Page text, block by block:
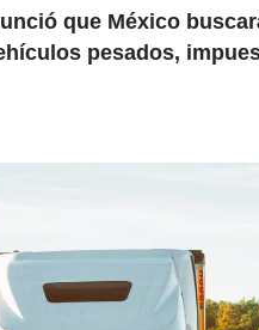
que México
pesados,